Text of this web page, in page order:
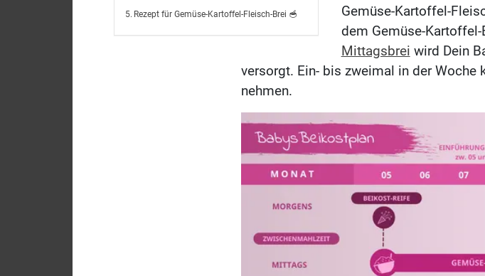
Rezept für Gemüse-Kartoffel-Fleisch-Brei 🥣
Gemüse-Kartoffel-
dem Gemüse-
Mittagsbrei wird Dein
versorgt. Ein- bis zweimal in der Woche
nehmen.